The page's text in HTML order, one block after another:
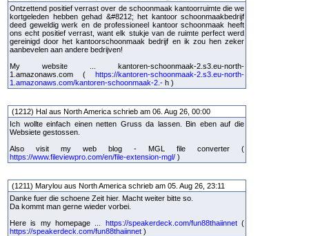
Ontzettend positief verrast over de schoonmaak kantoorruimte die we
kortgeleden hebben gehad &#8212; het kantoor schoonmaakbedrijf
deed geweldig werk en de professioneel kantoor schoonmaak heeft
ons echt positief verrast, want elk stukje van de ruimte perfect werd
gereinigd door het kantoorschoonmaak bedrijf en ik zou hen zeker
aanbevelen aan andere bedrijven!
My website ... kantoren-schoonmaak-2.s3.eu-north-
1.amazonaws.com ( https://kantoren-schoonmaak-2.s3.eu-north-
1.amazonaws.com/kantoren-schoonmaak-2.- h )
(1212) Hal aus North America schrieb am 06. Aug 26, 00:00
Ich wollte einfach einen netten Gruss da lassen. Bin eben auf die
Websiete gestossen.
Also visit my web blog - MGL file converter (
https://www.fileviewpro.com/en/file-extension-mgl/ )
(1211) Marylou aus North America schrieb am 05. Aug 26, 23:11
Danke fuer die schoene Zeit hier. Macht weiter bitte so.
Da kommt man gerne wieder vorbei.
Here is my homepage ... https://speakerdeck.com/fun88thaiinnet(
https://speakerdeck.com/fun88thaiinnet )